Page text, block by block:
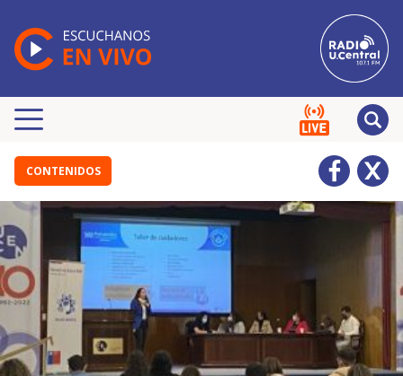
CONTENIDOS